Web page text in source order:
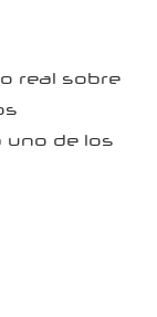
real sobre
uno de los